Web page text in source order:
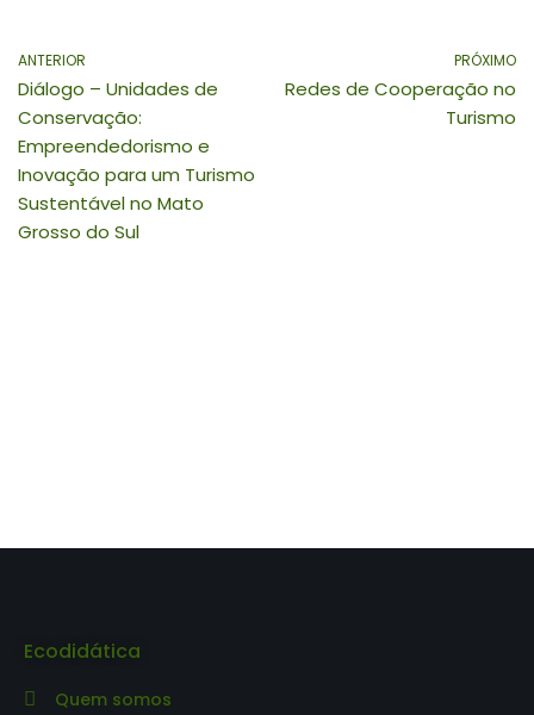
ANTERIOR
Diálogo – Unidades de
Conservação:
Empreendedorismo e
Inovação para um Turismo
Sustentável no Mato
Grosso do Sul
PRÓXIMO
Redes de Cooperação no
Turismo
Ecodidática
Quem somos